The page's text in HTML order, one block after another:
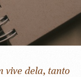
vive dela, tanto